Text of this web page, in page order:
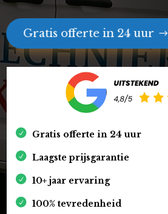
Gratis offerte in 24 uur
Gratis offerte in 24 uur
Laagste prijsgarantie
10+ jaar ervaring
100% tevredenheid